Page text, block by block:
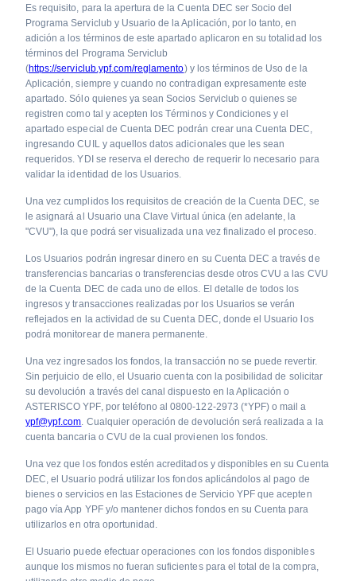
Es requisito, para la apertura de la Cuenta DEC ser Socio del
Programa Serviclub y Usuario de la Aplicación, por lo tanto, en
adición a los términos de este apartado aplicaron en su totalidad los
términos del Programa Serviclub
(https://serviclub.ypf.com/reglamento) y los términos de Uso de la
Aplicación, siempre y cuando no contradigan expresamente este
apartado. Sólo quienes ya sean Socios Serviclub o quienes se
registren como tal y acepten los Términos y Condiciones y el
apartado especial de Cuenta DEC podrán crear una Cuenta DEC,
ingresando CUIL y aquellos datos adicionales que les sean
requeridos. YDI se reserva el derecho de requerir lo necesario para
validar la identidad de los Usuarios.
Una vez cumplidos los requisitos de creación de la Cuenta DEC, se
le asignará al Usuario una Clave Virtual única (en adelante, la
"CVU"), la que podrá ser visualizada una vez finalizado el proceso.
Los Usuarios podrán ingresar dinero en su Cuenta DEC a través de
transferencias bancarias o transferencias desde otros CVU a las CVU
de la Cuenta DEC de cada uno de ellos. El detalle de todos los
ingresos y transacciones realizadas por los Usuarios se verán
reflejados en la actividad de su Cuenta DEC, donde el Usuario los
podrá monitorear de manera permanente.
Una vez ingresados los fondos, la transacción no se puede revertir.
Sin perjuicio de ello, el Usuario cuenta con la posibilidad de solicitar
su devolución a través del canal dispuesto en la Aplicación o
ASTERISCO YPF, por teléfono al 0800-122-2973 (*YPF) o mail a
ypf@ypf.com. Cualquier operación de devolución será realizada a la
cuenta bancaria o CVU de la cual provienen los fondos.
Una vez que los fondos estén acreditados y disponibles en su Cuenta
DEC, el Usuario podrá utilizar los fondos aplicándolos al pago de
bienes o servicios en las Estaciones de Servicio YPF que acepten
pago vía App YPF y/o mantener dichos fondos en su Cuenta para
utilizarlos en otra oportunidad.
El Usuario puede efectuar operaciones con los fondos disponibles
aunque los mismos no fueran suficientes para el total de la compra,